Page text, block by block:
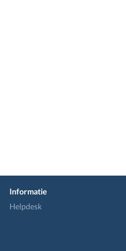
Informatie
Helpdesk